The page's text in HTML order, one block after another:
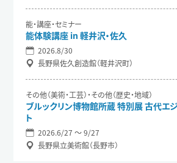
能・講座・セミナー
能体験講座 in 軽井沢・佐久
2026.8/30
長野県佐久創造館（軽井沢町）
その他（美術・工芸）・その他（歴史・地域）
ブルックリン博物館所蔵 特別展 古代エ
ト
2026.6/27 〜 9/27
長野県立美術館（長野市）